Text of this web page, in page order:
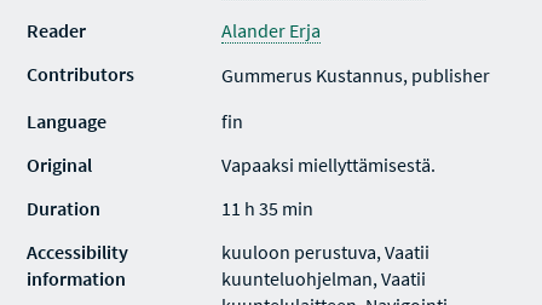
Reader
Alander Erja
Contributors
Gummerus Kustannus, publisher
Language
fin
Original
Vapaaksi miellyttämisestä.
Duration
11 h 35 min
Accessibility
information
kuuloon perustuva, Vaatii
kuunteluohjelman, Vaatii